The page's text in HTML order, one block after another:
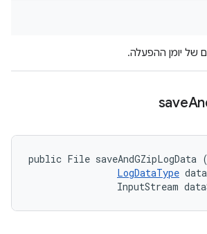
של יומן ההפעלה.
save
public File saveAndGZipLogData
LogDataType
InputStream